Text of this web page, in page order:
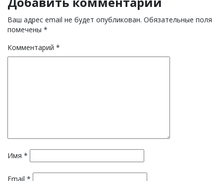
Ваш адрес email не будет опубликован. Обязательные поля
помечены *
Комментарий *
Имя *
Email *